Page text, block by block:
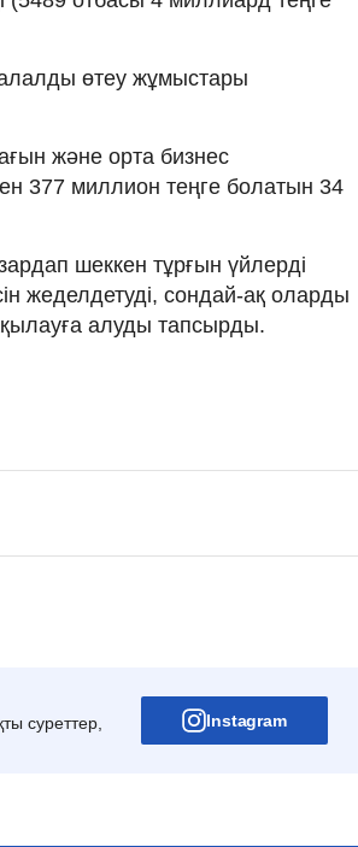
өтеу жұмыстары
және орта бизнес
377 миллион теңге болатын 34
шеккен тұрғын үйлерді
жеделдетуді, сондай-ақ оларды
алуды тапсырды.
суреттер,
Instagram